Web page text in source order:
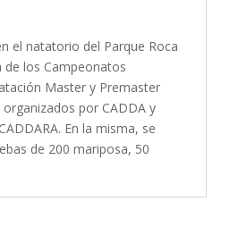
el natatorio del Parque Roca
los Campeonatos
Master y Premaster
por CADDA y
En la misma, se
de 200 mariposa, 50